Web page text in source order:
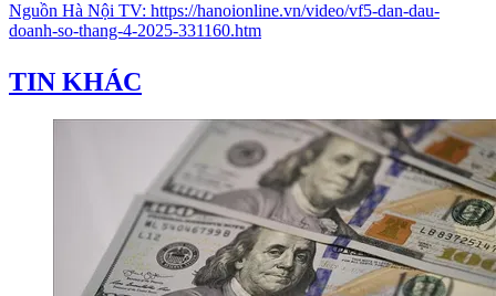
Nguồn Hà Nội TV: https://hanoionline.vn/video/vf5-dan-dau-
doanh-so-thang-4-2025-331160.htm
TIN KHÁC